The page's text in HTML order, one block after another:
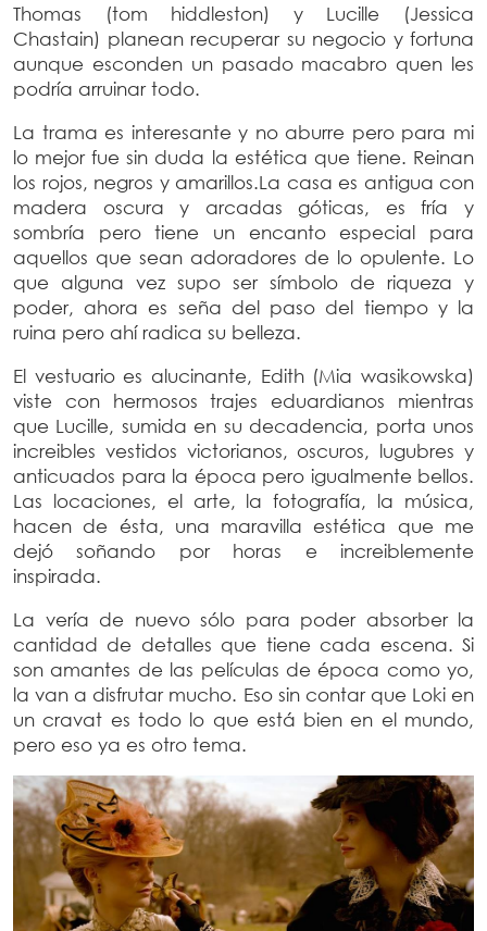
Thomas (tom hiddleston) y Lucille (Jessica
Chastain) planean recuperar su negocio y fortuna
aunque esconden un pasado macabro quen les
podría arruinar todo.
La trama es interesante y no aburre pero para mi
lo mejor fue sin duda la estética que tiene. Reinan
los rojos, negros y amarillos.La casa es antigua con
madera oscura y arcadas góticas, es fría y
sombría pero tiene un encanto especial para
aquellos que sean adoradores de lo opulente. Lo
que alguna vez supo ser símbolo de riqueza y
poder, ahora es seña del paso del tiempo y la
ruina pero ahí radica su belleza.
El vestuario es alucinante, Edith (Mia wasikowska)
viste con hermosos trajes eduardianos mientras
que Lucille, sumida en su decadencia, porta unos
increibles vestidos victorianos, oscuros, lugubres y
anticuados para la época pero igualmente bellos.
Las locaciones, el arte, la fotografía, la música,
hacen de ésta, una maravilla estética que me
dejó soñando por horas e increiblemente
inspirada.
La vería de nuevo sólo para poder absorber la
cantidad de detalles que tiene cada escena. Si
son amantes de las películas de época como yo,
la van a disfrutar mucho. Eso sin contar que Loki en
un cravat es todo lo que está bien en el mundo,
pero eso ya es otro tema.